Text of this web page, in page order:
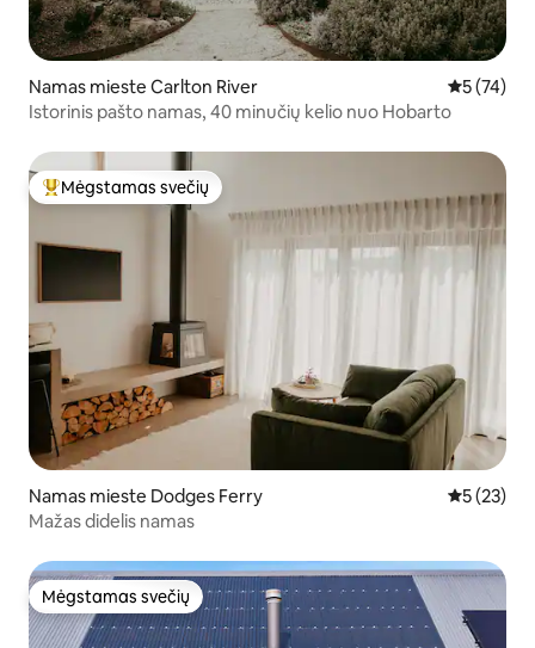
Namas mieste Carlton River Vidutinis
5 (74)
Istorinis pašto namas, 40 minučių kelio nuo Hobarto
Svečių mėgstamiausias
Mėgstamas svečių
Namas mieste Dodges Ferry Vidutinis
5 (23)
Mažas didelis namas
Mėgstamas svečių
Mėgstamas svečių